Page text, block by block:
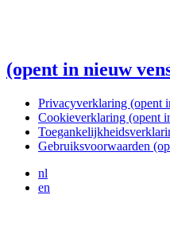
(opent in nieuw
Privacyverklaring (opent
Cookieverklaring (opent
Gebruiksvoorwaarden
nl
en